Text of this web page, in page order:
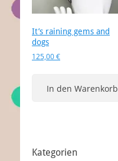
It’s raining gems and
dogs
125,00€
In den Warenkorb
Kategorien